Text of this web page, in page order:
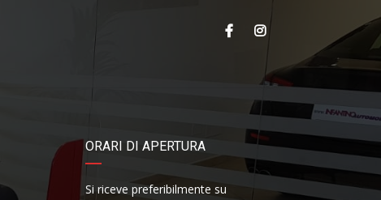
ORARI DI APERTURA
Si riceve preferibilmente su